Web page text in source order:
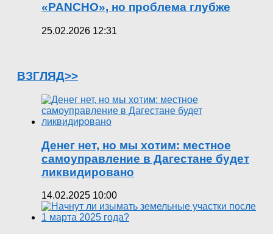
«PANCHO», но проблема глубже
25.02.2026 12:31
ВЗГЛЯД>>
Денег нет, но мы хотим: местное
самоуправление в Дагестане будет
ликвидировано
14.02.2025 10:00